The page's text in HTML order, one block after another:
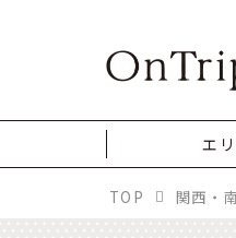
エ
TOP 関西・